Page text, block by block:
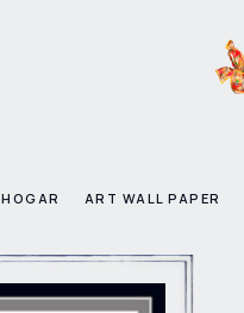
HOGAR ART WALL PAPER